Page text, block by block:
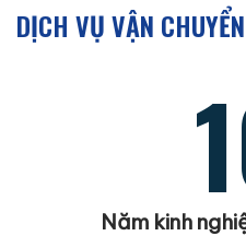
DỊCH VỤ VẬN
Năm kinh